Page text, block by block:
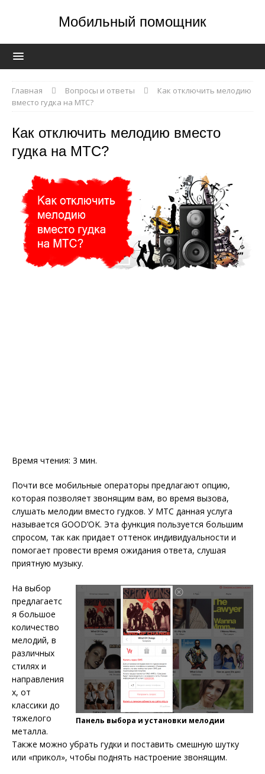
Мобильный помощник
Главная Вопросы и ответы
Как отключить мелодию
вместо гудка на МТС?
Как отключить мелодию вместо
гудка на МТС?
Время чтения: 3 мин.
Почти все мобильные операторы предлагают опцию,
которая позволяет звонящим вам, во время вызова,
слушать мелодии вместо гудков. У МТС данная услуга
называется GOOD’OK. Эта функция пользуется большим
спросом, так как придает оттенок индивидуальности и
помогает провести время ожидания ответа, слушая
приятную музыку.
Панель выбора и установки мелодии
На выбор
предлагаетс
я большое
количество
мелодий, в
различных
стилях и
направления
х, от
классики до
тяжелого
металла.
Также можно убрать гудки и поставить смешную шутку
или «прикол», чтобы поднять настроение звонящим.